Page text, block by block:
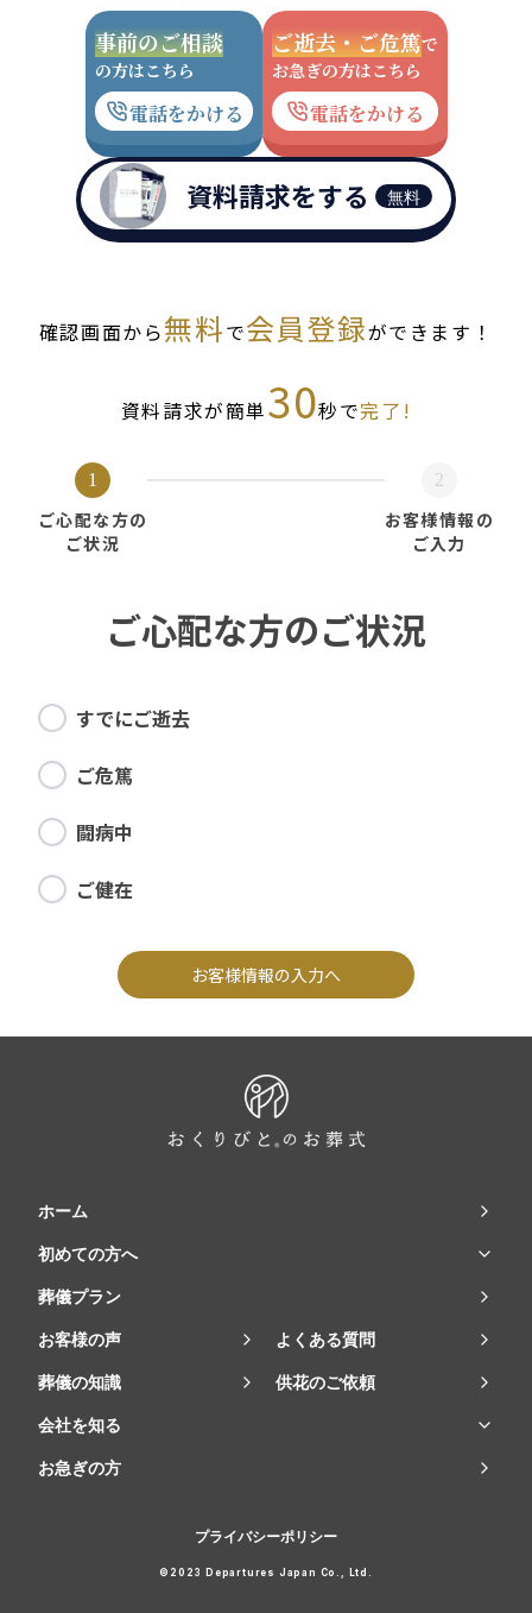
事前のご相談
の方はこちら
電話をかける
ご逝去・ご危篤で
お急ぎの方はこちら
電話をかける
資料請求をする 無料
確認画面から無料で会員登録ができます！
資料請求が簡単30秒で完了!
1
ご心配な方の
ご状況
2
お客様情報の
ご入力
ご心配な方のご状況
すでにご逝去
ご危篤
闘病中
ご健在
お客様情報の入力へ
ホーム
初めての方へ
葬儀プラン
お客様の声 よくある質問
葬儀の知識 供花のご依頼
会社を知る
お急ぎの方
プライバシーポリシー
©2023 Departures Japan Co., Ltd.